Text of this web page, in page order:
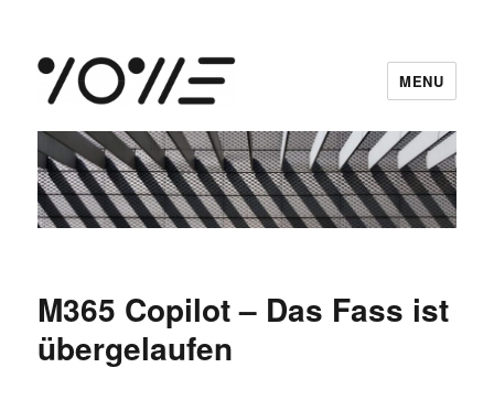
vowe dot net
MENU
M365 Copilot – Das Fass ist
übergelaufen